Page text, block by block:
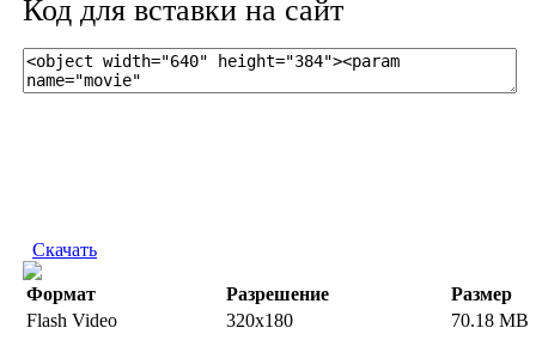
Код для вставки на сайт
Скачать
Формат Разрешение
Размер
Flash Video
320x180
70.18 MB